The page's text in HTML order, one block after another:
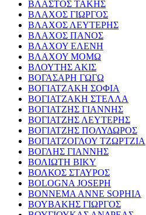
ΒΛΑΣΤΟΣ ΤΑΚΗΣ
ΒΛΑΧΟΣ ΓΙΩΡΓΟΣ
ΒΛΑΧΟΣ ΛΕΥΤΕΡΗΣ
ΒΛΑΧΟΣ ΠΑΝΟΣ
ΒΛΑΧΟΥ ΕΛΕΝΗ
ΒΛΑΧΟΥ ΜΟΜΩ
ΒΛΟΥΤΗΣ ΑΚΙΣ
ΒΟΓΑΣΑΡΗ ΓΩΓΩ
ΒΟΓΙΑΤΖΑΚΗ ΣΟΦΙΑ
ΒΟΓΙΑΤΖΑΚΗ ΣΤΕΛΛΑ
ΒΟΓΙΑΤΖΗΣ ΓΙΑΝΝΗΣ
ΒΟΓΙΑΤΖΗΣ ΛΕΥΤΕΡΗΣ
ΒΟΓΙΑΤΖΗΣ ΠΟΛΥΔΩΡΟΣ
ΒΟΓΙΑΤΖΟΓΛΟΥ ΤΖΩΡΤΖΙΑ
ΒΟΓΛΗΣ ΓΙΑΝΝΗΣ
ΒΟΛΙΩΤΗ ΒΙΚΥ
ΒΟΛΚΟΣ ΣΤΑΥΡΟΣ
BOLOGNA JOSEPH
BONNEMA ANNE SOPHIA
ΒΟΥΒΑΚΗΣ ΓΙΩΡΓΟΣ